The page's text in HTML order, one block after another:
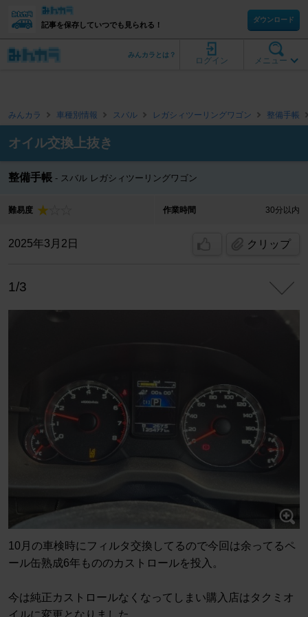
記事を保存していつでも見られる！
ダウンロード
メニュー
ログイン
みんカラとは？
みんカラ 車種別情報 スバル レガシィツーリングワゴン 整備手帳
オイル交換上抜き
整備手帳 スバル レガシィツーリングワゴン
難易度 作業時間 30分以内
2025年3月2日 クリップ
1/3
10月の車検時にフィルタ交換してるので今回は余ってるペ
ール缶熟成6年もののカストロールを投入。
今は純正カストロールなくなってしまい購入店はタクミオ